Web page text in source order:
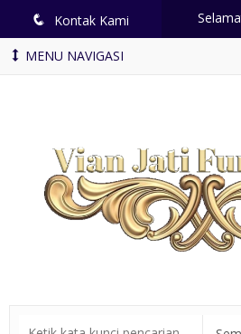
q Kontak Kami
MENU NAVIGASI